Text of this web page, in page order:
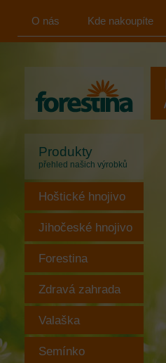
O nás Kde nakoupíte
s.r.o.
Produkty
přehled našich výrobků
Hoštické hnojivo
Jihočeské hnojivo
Forestina
Zdravá zahrada
Valaška
Semínko